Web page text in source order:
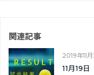
関連記事
2019年11
11月19